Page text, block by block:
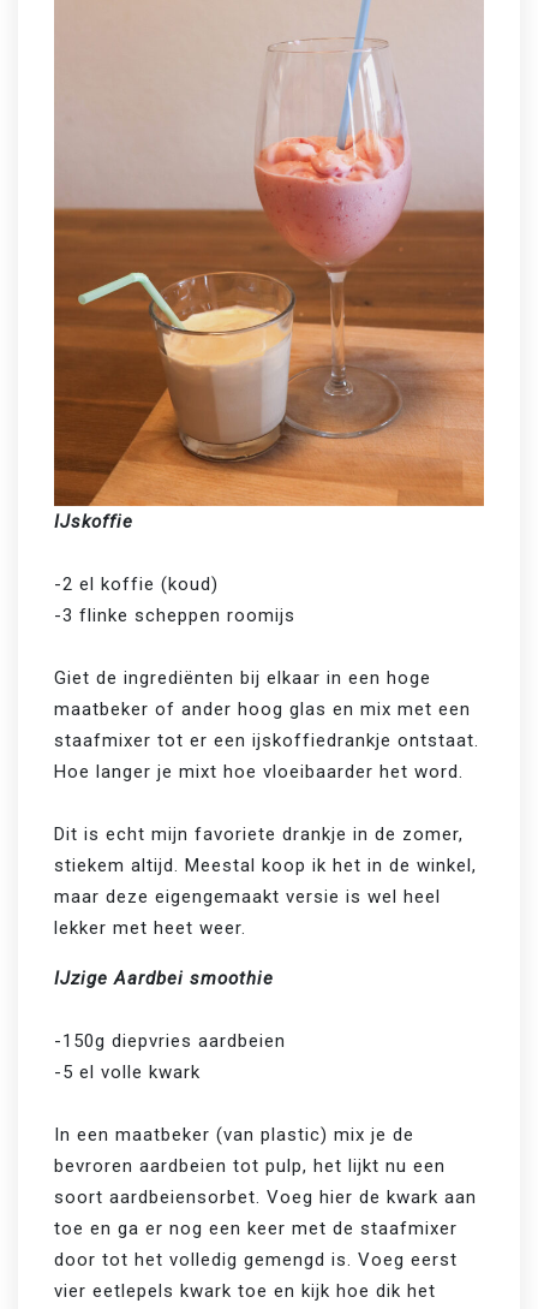
IJskoffie
-2 el koffie (koud)
-3 flinke scheppen roomijs
Giet de ingrediënten bij elkaar in een hoge
maatbeker of ander hoog glas en mix met een
staafmixer tot er een ijskoffiedrankje ontstaat.
Hoe langer je mixt hoe vloeibaarder het word.
Dit is echt mijn favoriete drankje in de zomer,
stiekem altijd. Meestal koop ik het in de winkel,
maar deze eigengemaakt versie is wel heel
IJzige Aardbei smoothie
-150g diepvries aardbeien
-5 el volle kwark
In een maatbeker (van plastic) mix je de
bevroren aardbeien tot pulp, het lijkt nu een
soort aardbeiensorbet. Voeg hier de kwark aan
toe en ga er nog een keer met de staafmixer
door tot het volledig gemengd is. Voeg eerst
vier eetlepels kwark toe en kijk hoe dik het